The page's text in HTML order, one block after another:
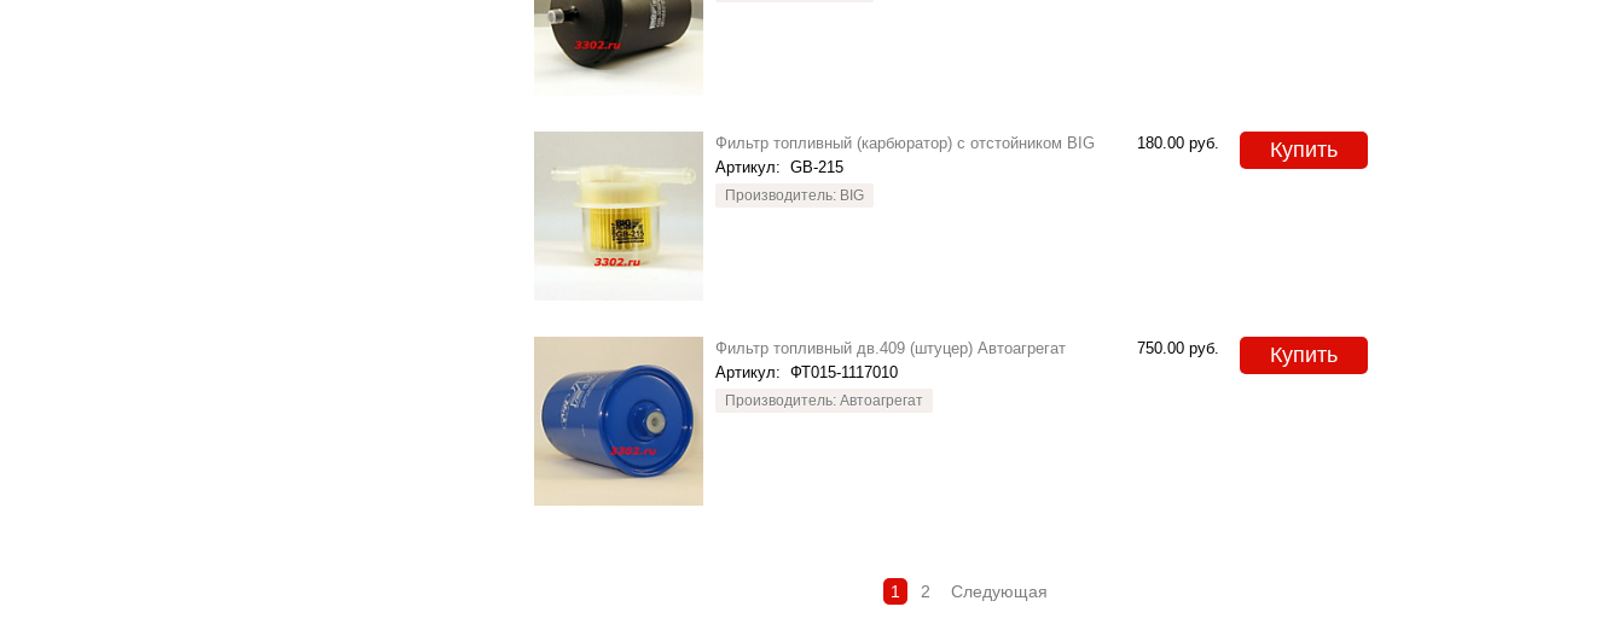
Фильтр топливный (карбюратор) с отстойником BIG
Артикул: GB-215
Производитель: BIG
180.00 руб. Купить
Фильтр топливный дв.409 (штуцер) Автоагрегат
Артикул: ФТ015-1117010
Производитель: Автоагрегат
750.00 руб. Купить
1 2 Следующая